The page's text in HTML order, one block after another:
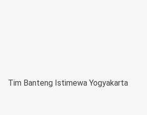
Tim Banteng Istimewa Yogyakarta